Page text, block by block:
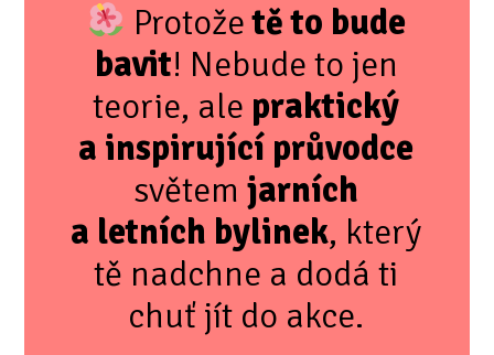
Protožetě to bude
bavit! Nebude to jen
teorie, ale praktický
a inspirující průvodce
světemjarních
a letních bylinek, který
tě nadchne a dodá ti
chuť jít do akce.